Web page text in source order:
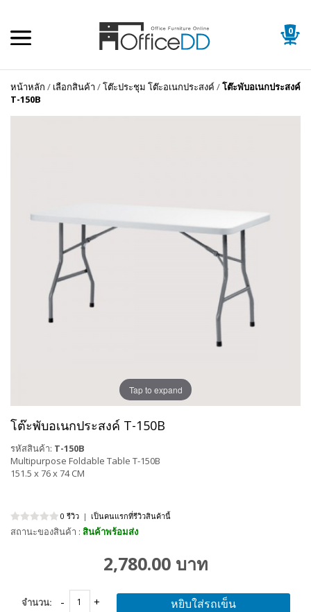
0
หน้าหลัก / เลือกสินค้า /โต๊ะประชุม โต๊ะอเนกประสงค์/โต๊ะพับอเนกประสงค์
T-150B
Tap to expand
โต๊ะพับอเนกประสงค์ T-150B
รหัสสินค้า: T-150B
Multipurpose Foldable Table T-150B
151.5 x 76 x 74 CM
0 รีวิว | เป็นคนแรกที่รีวิวสินค้านี้
สถานะของสินค้า : สินค้าพร้อมส่ง
2,780.00 บาท
จำนวน: หยิบใส่รถเข็น